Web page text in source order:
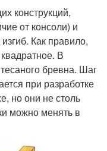
конструкций,
от консоли) и
Как правило,
В
бревна. Шаг
при разработке
но они не столь
можно менять в